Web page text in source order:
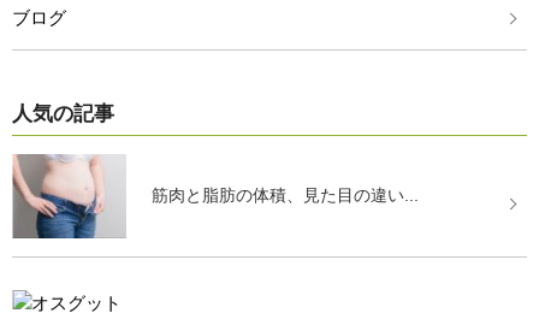
ブログ
人気の記事
筋肉と脂肪の体積、見た目の違い...